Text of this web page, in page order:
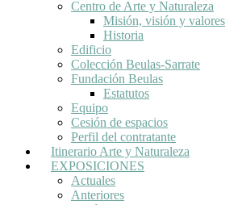
Centro de Arte y Naturaleza
Misión, visión y valores
Historia
Edificio
Colección Beulas-Sarrate
Fundación Beulas
Estatutos
Equipo
Cesión de espacios
Perfil del contratante
Itinerario Arte y Naturaleza
EXPOSICIONES
Actuales
Anteriores